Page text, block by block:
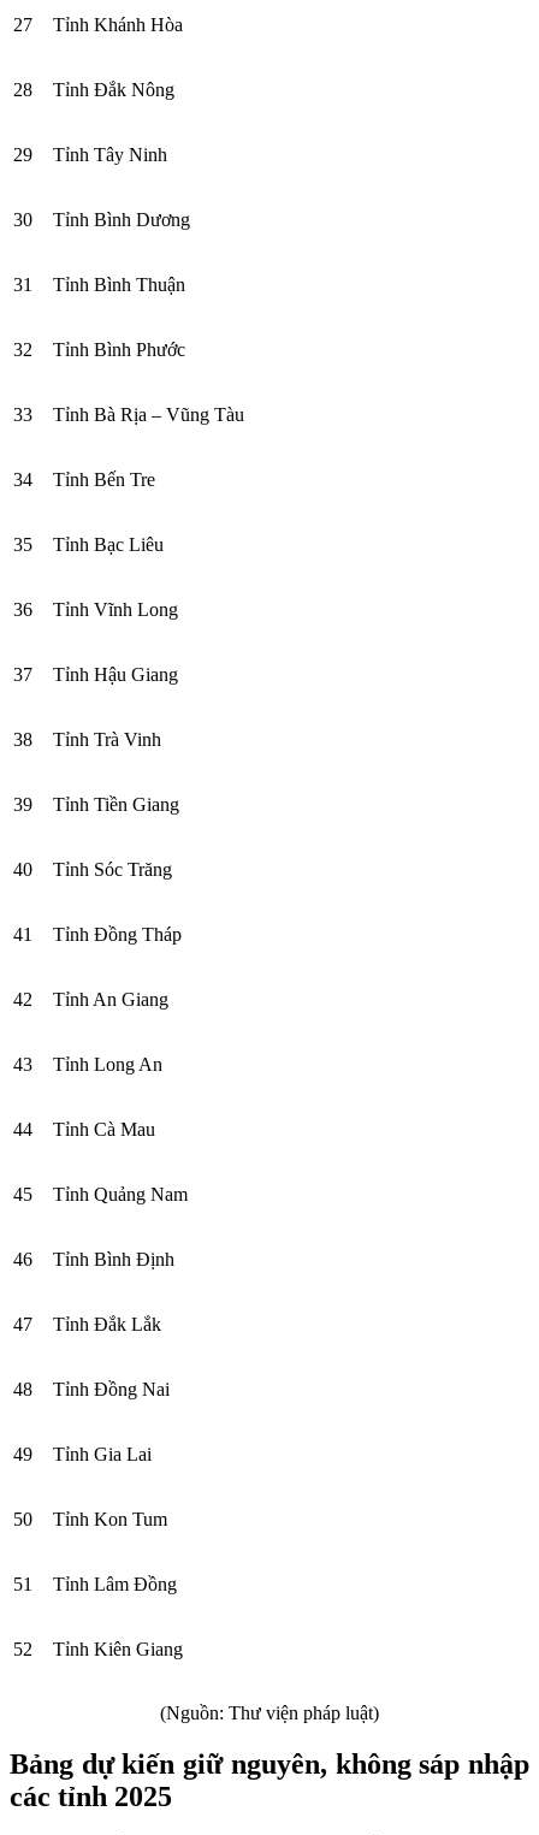
27 Tỉnh Khánh Hòa
28 Tỉnh Đắk Nông
29 Tỉnh Tây Ninh
30 Tỉnh Bình Dương
31 Tỉnh Bình Thuận
32 Tỉnh Bình Phước
33 Tỉnh Bà Rịa – Vũng Tàu
34 Tỉnh Bến Tre
35 Tỉnh Bạc Liêu
36 Tỉnh Vĩnh Long
37 Tỉnh Hậu Giang
38 Tỉnh Trà Vinh
39 Tỉnh Tiền Giang
40 Tỉnh Sóc Trăng
41 Tỉnh Đồng Tháp
42 Tỉnh An Giang
43 Tỉnh Long An
44 Tỉnh Cà Mau
45 Tỉnh Quảng Nam
46 Tỉnh Bình Định
47 Tỉnh Đắk Lắk
48 Tỉnh Đồng Nai
49 Tỉnh Gia Lai
50 Tỉnh Kon Tum
51 Tỉnh Lâm Đồng
52 Tỉnh Kiên Giang
(Nguồn: Thư viện pháp luật)
Bảng dự kiến giữ nguyên, không sáp nhập
các tỉnh 2025